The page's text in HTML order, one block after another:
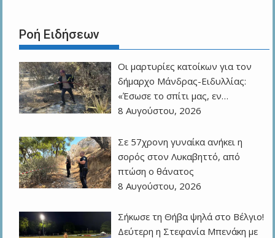
Ροή Ειδήσεων
Οι μαρτυρίες κατοίκων για τον
δήμαρχο Μάνδρας-Ειδυλλίας:
«Έσωσε το σπίτι μας, εν…
8 Αυγούστου, 2026
Σε 57χρονη γυναίκα ανήκει η
σορός στον Λυκαβηττό, από
πτώση ο θάνατος
8 Αυγούστου, 2026
Σήκωσε τη Θήβα ψηλά στο Βέλγιο!
Δεύτερη η Στεφανία Μπενάκη με